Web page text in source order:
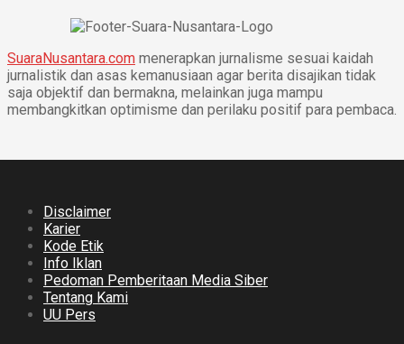
SuaraNusantara.com menerapkan jurnalisme sesuai kaidah
jurnalistik dan asas kemanusiaan agar berita disajikan tidak
saja objektif dan bermakna, melainkan juga mampu
membangkitkan optimisme dan perilaku positif para pembaca.
Disclaimer
Karier
Kode Etik
Info Iklan
Pedoman Pemberitaan Media Siber
Tentang Kami
UU Pers